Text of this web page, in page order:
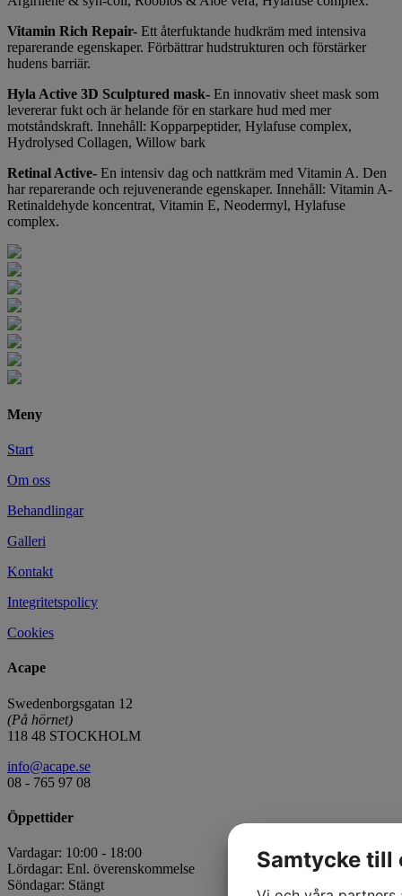
Vitamin Rich Repair- Ett återfuktande hudkräm med intensiva
reparerande egenskaper. Förbättrar hudstrukturen och förstärker
hudens barriär.
Hyla Active 3D Sculptured mask- En innovativ sheet mask som
levererar fukt och är helande för en starkare hud med mer
motståndskraft. Innehåll: Kopparpeptider, Hylafuse complex,
Hydrolysed Collagen, Willow bark
Retinal Active- En intensiv dag och nattkräm med Vitamin A. Den
har reparerande och rejuvenerande egenskaper. Innehåll: Vitamin A-
Retinaldehyde koncentrat, Vitamin E, Neodermyl, Hylafuse
complex.
Meny
Start
Om oss
Behandlingar
Galleri
Kontakt
Integritetspolicy
Cookies
Acape
Swedenborgsgatan 12
(På hörnet)
118 48 STOCKHOLM
info@acape.se
08 - 765 97 08
Öppettider
Vardagar: 10:00 - 18:00
Lördagar: Enl. överenskommelse
Söndagar: Stängt
Samtycke till